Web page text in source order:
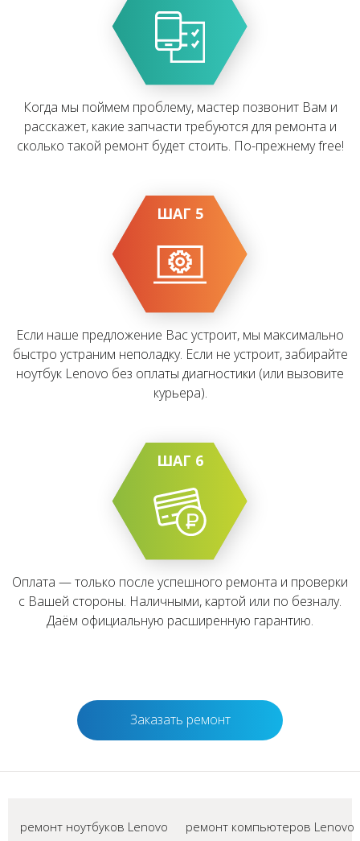
Когда мы поймем проблему, мастер позвонит Вам и
расскажет, какие запчасти требуются для ремонта и
сколько такой ремонт будет стоить. По-прежнему free!
ШАГ 5
Если наше предложение Вас устроит, мы максимально
быстро устраним неполадку. Если не устроит, забирайте
ноутбук Lenovo без оплаты диагностики (или вызовите
курьера).
ШАГ 6
Оплата — только после успешного ремонта и проверки
с Вашей стороны. Наличными, картой или по безналу.
Даём официальную расширенную гарантию.
Заказать ремонт
ремонт ноутбуков Lenovo
ремонт компьютеров Lenovo